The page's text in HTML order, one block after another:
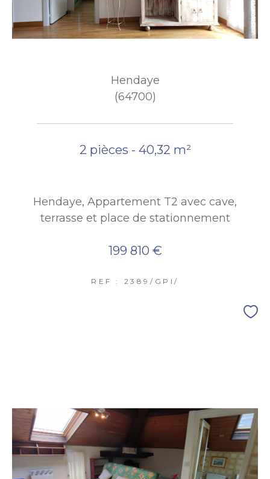
Hendaye
(64700)
2 pièces - 40,32 m²
Hendaye, Appartement T2 avec cave,
terrasse et place de stationnement
199 810 €
REF : 2389/GPI/